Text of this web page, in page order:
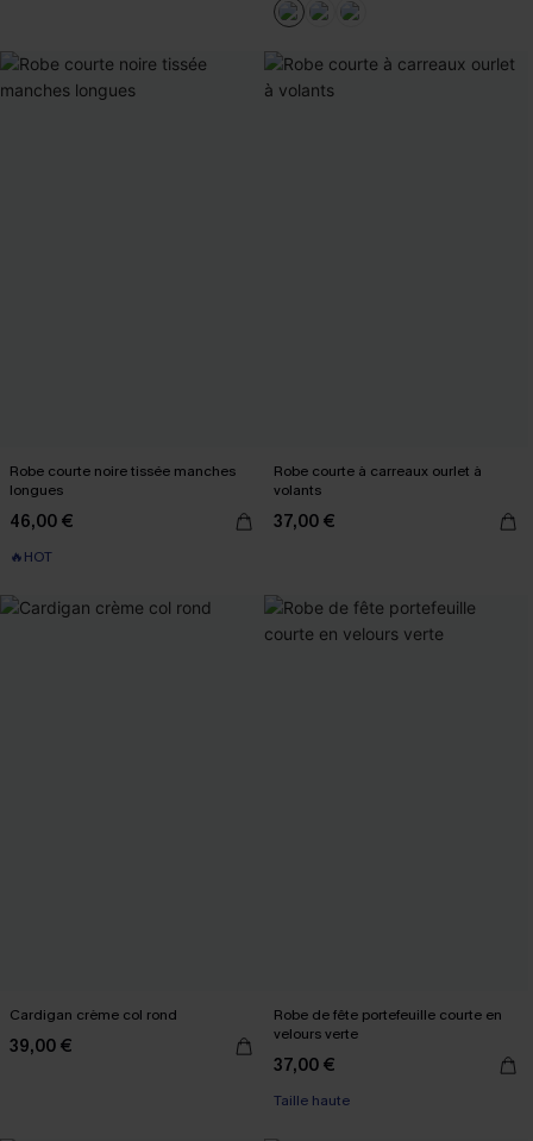
Robe courte noire tissée manches
longues
46,00 €
🔥HOT
Robe courte à carreaux ourlet à
volants
37,00 €
Cardigan crème col rond
39,00 €
Robe de fête portefeuille courte en
velours verte
37,00 €
Taille haute